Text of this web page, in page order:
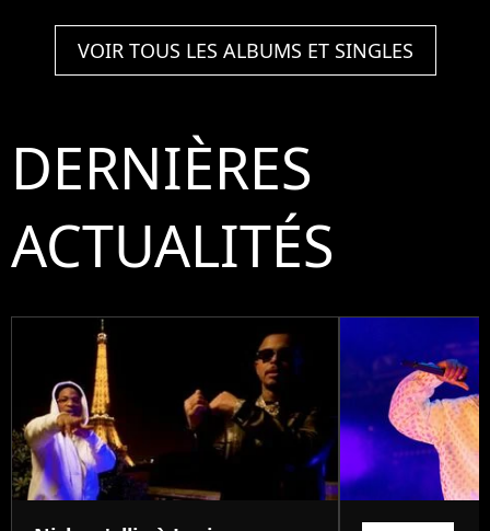
VOIR TOUS LES ALBUMS ET SINGLES
DERNIÈRES
ACTUALITÉS